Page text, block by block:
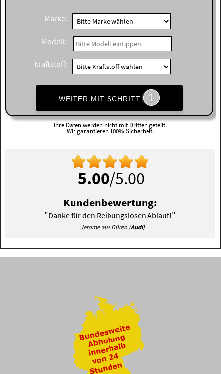
Marke:
Modell:
Kraftstoff:
WEITER MIT SCHRITT 1
Ihre Daten werden nicht mit Dritten geteilt.
Wir garantieren 100% Sicherheit.
5.00/5.00
Kundenbewertung:
"Danke für den Reibungslosen Ablauf!"
Jerome aus Düren (Audi)